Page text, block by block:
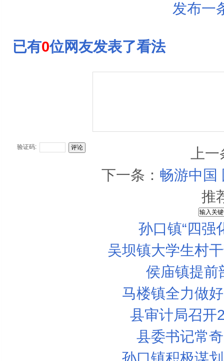
发布一
已有0位网友发表了看法
验证码:
上
下一条： 畅游中国
推
孙口镇“四强
吴坝镇大学生村
侯庙镇提前
马楼镇全力做
县审计局召开
县委书记常
孙口镇积极谋